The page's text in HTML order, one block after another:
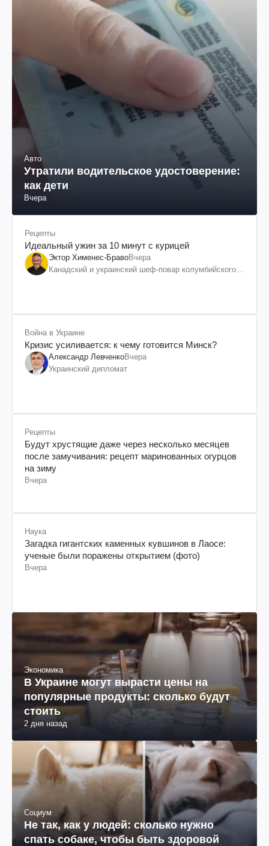
Авто
Утратили водительское удостоверение:
как дети
Вчера
Рецепты
Идеальный ужин за 10 минут с курицей
Эктор Хименес-БравоВчера
Канадский и украинский шеф-повар колумбийского
Война в Украине
Кризис усиливается: к чему готовится Минск?
Александр ЛевченкоВчера
Украинский дипломат
Рецепты
Будут хрустящие даже через несколько месяцев
после замучивания: рецепт маринованных огурцов
на зиму
Вчера
Наука
Загадка гигантских каменных кувшинов в Лаосе:
ученые были поражены открытием (фото)
Вчера
Экономика
В Украине могут вырасти цены на
популярные продукты: сколько будут
стоить
2 дня назад
Социум
Не так, как у людей: сколько нужно
спать собаке, чтобы быть здоровой